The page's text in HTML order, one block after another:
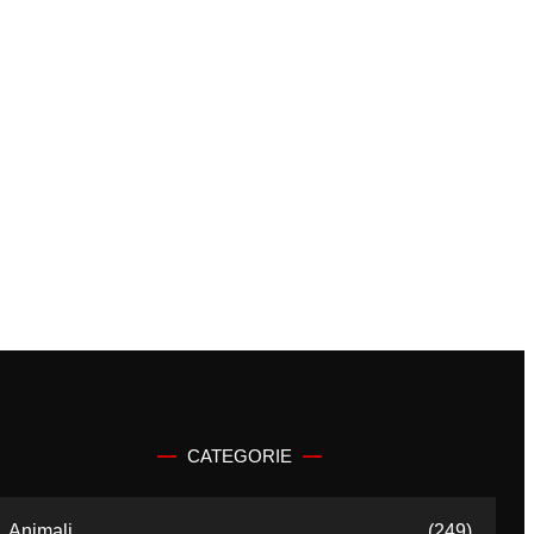
CATEGORIE